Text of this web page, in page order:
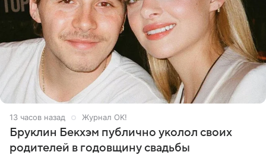
13 часов назад Журнал OK!
Бруклин Бекхэм публично уколол своих
родителей в годовщину свадьбы